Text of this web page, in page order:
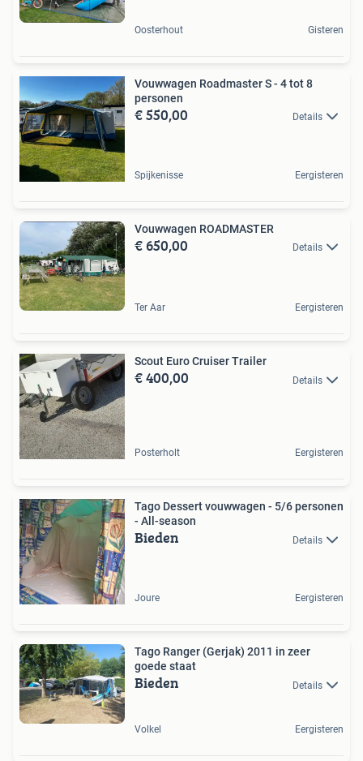
Oosterhout Gisteren
Vouwwagen Roadmaster S - 4 tot 8
personen
€ 550,00 Details
Spijkenisse Eergisteren
Vouwwagen ROADMASTER
€ 650,00 Details
Ter Aar Eergisteren
Scout Euro Cruiser Trailer
€ 400,00 Details
Posterholt Eergisteren
Tago Dessert vouwwagen - 5/6 personen
- All-season
Bieden Details
Joure Eergisteren
Tago Ranger (Gerjak) 2011 in zeer
goede staat
Bieden Details
Volkel Eergisteren